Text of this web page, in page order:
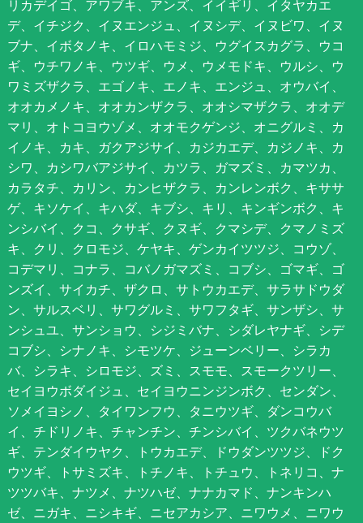
リカデイゴ、アワブキ、アンズ、イイギリ、イタヤカエ
デ、イチジク、イヌエンジュ、イヌシデ、イヌビワ、イヌ
ブナ、イボタノキ、イロハモミジ、ウグイスカグラ、ウコ
ギ、ウチワノキ、ウツギ、ウメ、ウメモドキ、ウルシ、ウ
ワミズザクラ、エゴノキ、エノキ、エンジュ、オウバイ、
オオカメノキ、オオカンザクラ、オオシマザクラ、オオデ
マリ、オトコヨウゾメ、オオモクゲンジ、オニグルミ、カ
イノキ、カキ、ガクアジサイ、カジカエデ、カジノキ、カ
シワ、カシワバアジサイ、カツラ、ガマズミ、カマツカ、
カラタチ、カリン、カンヒザクラ、カンレンボク、キササ
ゲ、キソケイ、キハダ、キブシ、キリ、キンギンボク、キ
ンシバイ、クコ、クサギ、クヌギ、クマシデ、クマノミズ
キ、クリ、クロモジ、ケヤキ、ゲンカイツツジ、コウゾ、
コデマリ、コナラ、コバノガマズミ、コブシ、ゴマギ、ゴ
ンズイ、サイカチ、ザクロ、サトウカエデ、サラサドウダ
ン、サルスベリ、サワグルミ、サワフタギ、サンザシ、サ
ンシュユ、サンショウ、シジミバナ、シダレヤナギ、シデ
コブシ、シナノキ、シモツケ、ジューンベリー、シラカ
バ、シラキ、シロモジ、ズミ、スモモ、スモークツリー、
セイヨウボダイジュ、セイヨウニンジンボク、センダン、
ソメイヨシノ、タイワンフウ、タニウツギ、ダンコウバ
イ、チドリノキ、チャンチン、チンシバイ、ツクバネウツ
ギ、テンダイウヤク、トウカエデ、ドウダンツツジ、ドク
ウツギ、トサミズキ、トチノキ、トチュウ、トネリコ、ナ
ツツバキ、ナツメ、ナツハゼ、ナナカマド、ナンキンハ
ゼ、ニガキ、ニシキギ、ニセアカシア、ニワウメ、ニワウ